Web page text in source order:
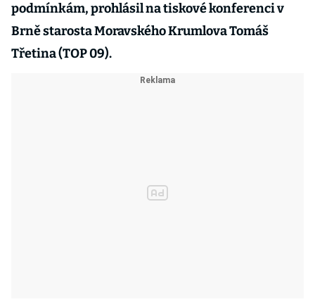
podmínkám, prohlásil na tiskové konferenci v
Brně starosta Moravského Krumlova Tomáš
Třetina (TOP 09).